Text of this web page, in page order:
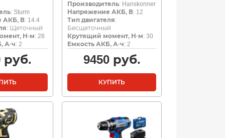
: Sturm
АКБ, В: 14.4
: Щеточный
Н·м: 28
А·ч: 2
руб.
Производитель: Hanskonner
Напряжение АКБ, В: 12
Тип двигателя:
Бесщеточный
Крутящий момент, Н·м: 30
Емкость АКБ, А·ч: 2
9450руб.
КУПИТЬ